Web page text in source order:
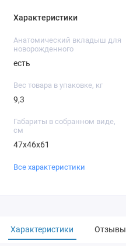
Характеристики
Анатомический вкладыш для
новорожденного
есть
Вес товара в упаковке, кг
9,3
Габариты в собранном виде,
см
47x46x61
Все характеристики
Характеристики Отзывы